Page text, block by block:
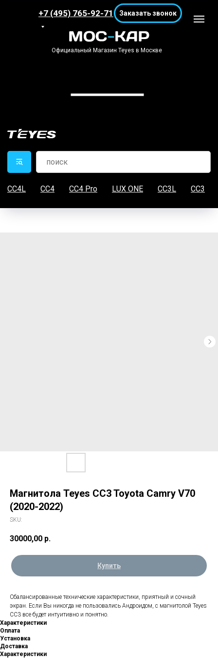
Официальный Магазин Teyes в Москве
+7 (495) 765-92-71 Заказать звонок
CC4L CC4 CC4 Pro LUX ONE CC3L CC3
Магнитола Teyes CC3 Toyota Camry V70
(2020-2022)
SKU:
30000,00 р.
Купить
Сбалансированные технические характеристики, приятный и сочный
экран. Если Вы никогда не пользовались Андроидом, с магнитолой Teyes
CC3 все будет интуитивно и понятно.
Характеристики
Оплата
Установка
Доставка
Характеристики